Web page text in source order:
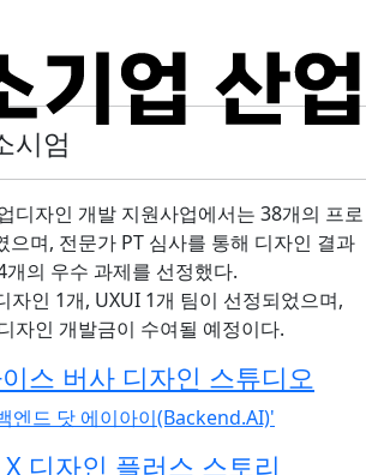
시엄
디자인 개발 지원사업에서는 38개의 프로
으며, 전문가 PT 심사를 통해 디자인 결과
의 우수 과제를 선정했다.
자인 1개, UXUI 1개 팀이 선정되었으며,
자인 개발금이 수여될 예정이다.
스 버사 디자인 스튜디오
엔드 닷 에이아이(Backend.AI)'
디자인 플러스 스토리